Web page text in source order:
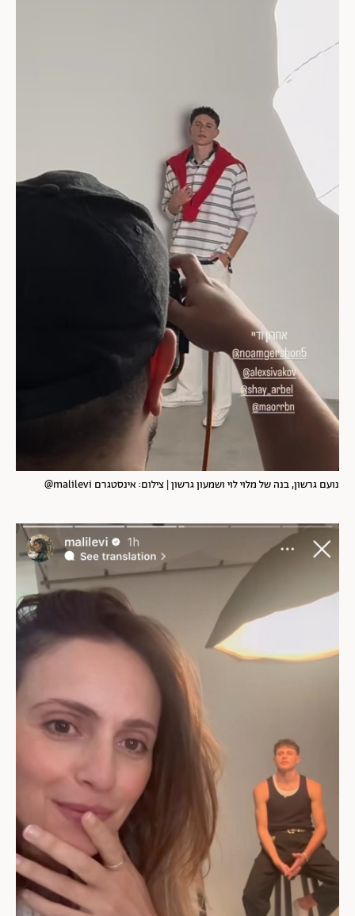
נועם גרשון, בנה של מלוי לוי ושמעון גרשון | צילום: אינסטגרם malilevi@